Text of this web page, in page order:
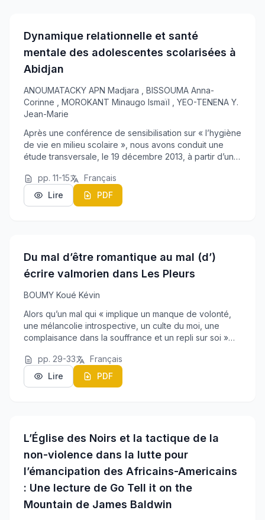
Dynamique relationnelle et santé
mentale des adolescentes scolarisées à
Abidjan
ANOUMATACKY APN Madjara
BISSOUMA Anna-
Corinne
MOROKANT Minaugo Ismaïl
YEO-TENENA Y.
Jean-Marie
Après une conférence de sensibilisation sur « l’hygiène
de vie en milieu scolaire », nous avons conduit une
étude transversale, le 19 décembre 2013, à partir d’un
et les déterminants de la sant...
pp. 11-15
Français
Lire
PDF
Du mal d’être romantique au mal (d’)
écrire valmorien dans Les Pleurs
BOUMY Koué Kévin
Alors qu’un mal qui « implique un manque de volonté,
une mélancolie introspective, un culte du moi, une
complaisance dans la souffrance et un repli sur soi »
ème siècle, Marceline Desbordes-Valmor...
pp. 29-33
Français
Lire
PDF
L’Église des Noirs et la tactique de la
non-violence dans la lutte pour
l’émancipation des Africains-Americains
: Une lecture de Go Tell it on the
Mountain de James Baldwin